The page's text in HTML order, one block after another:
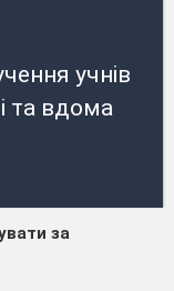
учнів
та вдома
за